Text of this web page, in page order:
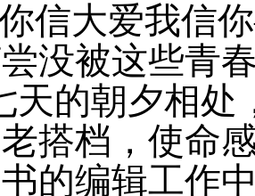
信大爱我信
没被这些青
天的朝夕相
搭档，使命
的编辑工作